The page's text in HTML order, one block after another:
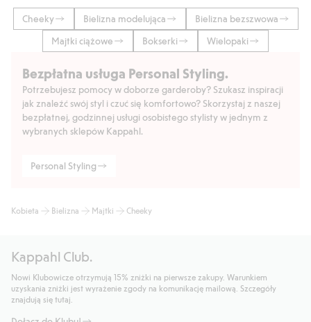
Cheeky Bielizna modelująca
Bielizna bezszwowa
Majtki ciążowe
Bokserki Wielopaki
Bezpłatna usługa Personal Styling.
Potrzebujesz pomocy w doborze garderoby? Szukasz inspiracji
jak znaleźć swój styl i czuć się komfortowo? Skorzystaj z naszej
bezpłatnej, godzinnej usługi osobistego stylisty w jednym z
wybranych sklepów Kappahl.
Personal Styling
Kobieta Bielizna Majtki Cheeky
Kappahl Club.
Nowi Klubowicze otrzymują 15% zniżki na pierwsze zakupy. Warunkiem
uzyskania zniżki jest wyrażenie zgody na komunikację mailową. Szczegóły
znajdują się tutaj.